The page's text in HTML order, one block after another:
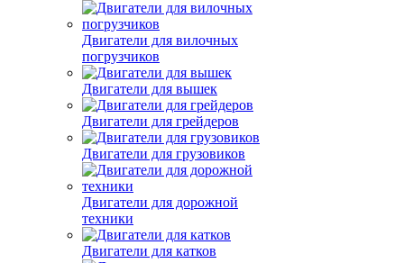
Двигатели для вилочных
погрузчиков
Двигатели для вышек
Двигатели для грейдеров
Двигатели для грузовиков
Двигатели для дорожной
техники
Двигатели для катков